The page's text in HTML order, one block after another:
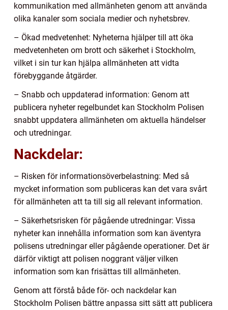
kommunikation med allmänheten genom att använda
olika kanaler som sociala medier och nyhetsbrev.
– Ökad medvetenhet: Nyheterna hjälper till att öka
medvetenheten om brott och säkerhet i Stockholm,
vilket i sin tur kan hjälpa allmänheten att vidta
förebyggande åtgärder.
– Snabb och uppdaterad information: Genom att
publicera nyheter regelbundet kan Stockholm Polisen
snabbt uppdatera allmänheten om aktuella händelser
och utredningar.
Nackdelar:
– Risken för informationsöverbelastning: Med så
mycket information som publiceras kan det vara svårt
för allmänheten att ta till sig all relevant information.
– Säkerhetsrisken för pågående utredningar: Vissa
nyheter kan innehålla information som kan äventyra
polisens utredningar eller pågående operationer. Det är
därför viktigt att polisen noggrant väljer vilken
information som kan frisättas till allmänheten.
Genom att förstå både för- och nackdelar kan
Stockholm Polisen bättre anpassa sitt sätt att publicera